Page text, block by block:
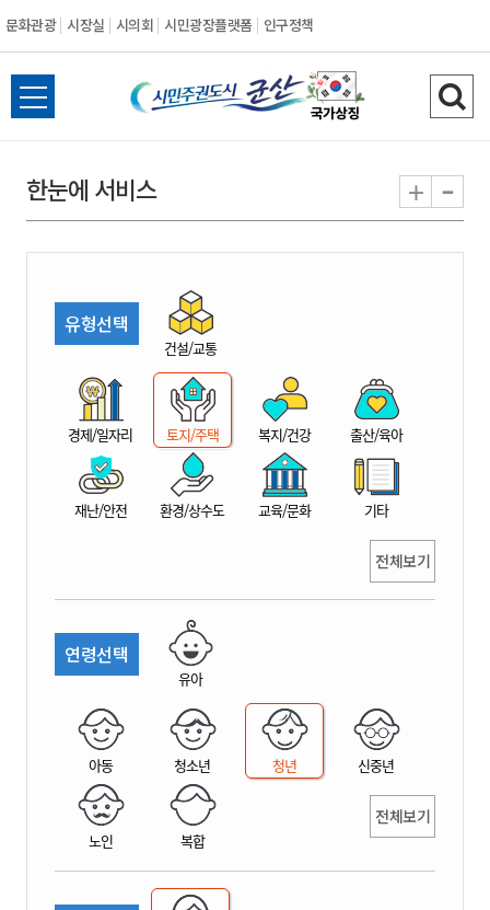
문화관광 시장실 시의회 시민광장플랫폼 인구정책
시
민
권
시
산
전
체
뉴
열
검
색
기
한눈에 서비스 + -
유형선택
건설/교통
경제/일자리 토지/주택 복지/건강 출산/육아
재난/안전 환경/상수도 교육/문화 기타
전체보기
연령선택
유아
아동 청소년 청년 신중년
노인 복합
전체보기